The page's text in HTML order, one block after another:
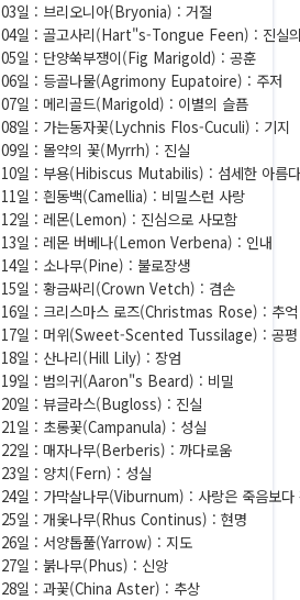
03일 : 브리오니아(Bryonia) : 거절
04일 : 골고사리(Hart"s-Tongue Feen) : 진실
05일 : 단양쑥부쟁이(Fig Marigold) : 공훈
06일 : 등골나물(Agrimony Eupatoire) : 주저
07일 : 메리골드(Marigold) : 이별의 슬픔
08일 : 가는동자꽃(Lychnis Flos-Cuculi) : 기지
09일 : 몰약의 꽃(Myrrh) : 진실
10일 : 부용(Hibiscus Mutabilis) : 섬세한 아름
11일 : 흰동백(Camellia) : 비밀스런 사랑
12일 : 레몬(Lemon) : 진심으로 사모함
13일 : 레몬 버베나(Lemon Verbena) : 인내
14일 : 소나무(Pine) : 불로장생
15일 : 황금싸리(Crown Vetch) : 겸손
16일 : 크리스마스 로즈(Christmas Rose) : 추억
17일 : 머위(Sweet-Scented Tussilage) : 공평
18일 : 산나리(Hill Lily) : 장엄
19일 : 범의귀(Aaron"s Beard) : 비밀
20일 : 뷰글라스(Bugloss) : 진실
21일 : 초롱꽃(Campanula) : 성실
22일 : 매자나무(Berberis) : 까다로움
23일 : 양치(Fern) : 성실
24일 : 가막살나무(Viburnum) : 사랑은 죽음보다
25일 : 개옻나무(Rhus Continus) : 현명
26일 : 서양톱풀(Yarrow) : 지도
27일 : 붉나무(Phus) : 신앙
28일 : 과꽃(China Aster) : 추상